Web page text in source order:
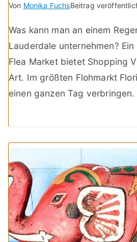
Von Monika FuchsBeitrag
Was kann man an einem
Lauderdale unternehmen?
Flea Market bietet Shopping
Art. Im größten Flohmarkt
einen ganzen Tag verbringen.